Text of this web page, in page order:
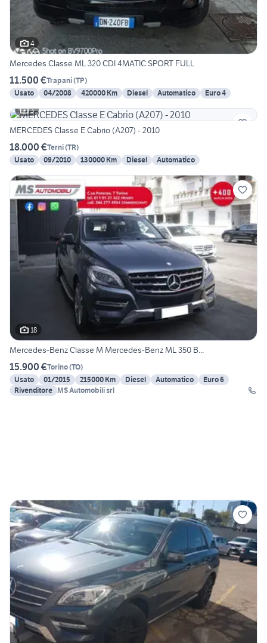
4
Mercedes Classe ML 320 CDI 4MATIC SPORT FULL
11.500 €Trapani(TP)
Usato
04/2008 420000 Km Diesel Automatico
Euro 4
3
MERCEDES Classe E Cabrio (A207) - 2010
18.000 €Terni(TR)
Usato
09/2010 130000 Km Diesel Automatico
18
Mercedes-Benz Classe M Mercedes-Benz ML 350 B...
15.900 €Torino(TO)
Usato
01/2015 215000 Km Diesel Automatico
Euro 6
Rivenditore MS Automobili srl